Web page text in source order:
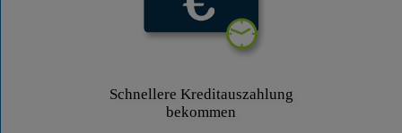
Schnellere Kreditauszahlung
bekommen